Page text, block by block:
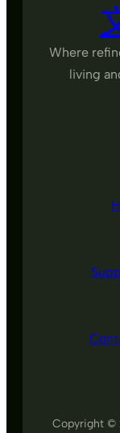
Where
living
Copyright ©